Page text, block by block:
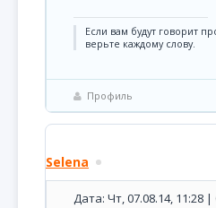
Если вам будут говорит
верьте каждому слову.
Профиль
Selena
Дата: Чт, 07.08.14, 11:28